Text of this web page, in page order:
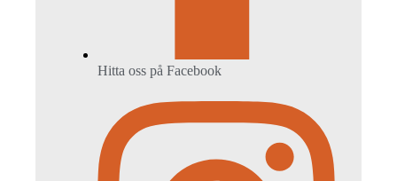
Hitta oss på Facebook